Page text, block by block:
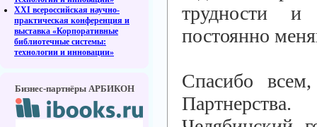
XXI всероссийская научно-
практическая конференция и
выставка «Корпоративные
библиотечные системы:
технологии и инновации»
Бизнес-партнёры АРБИКОН
трудности и
постоянно
Спасибо